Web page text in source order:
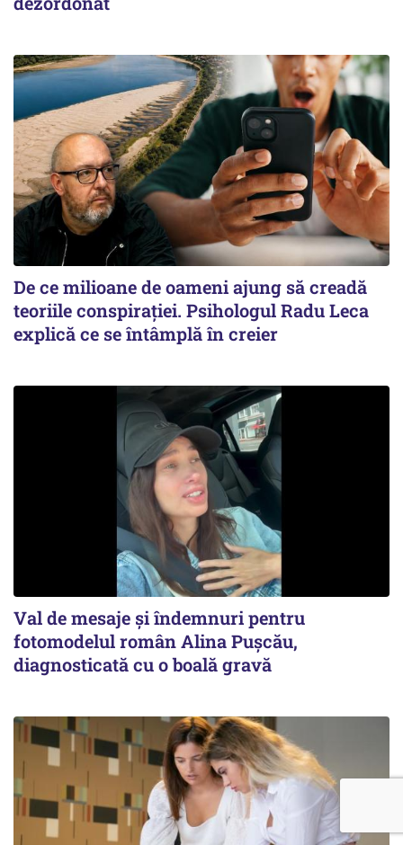
De ce milioane de oameni ajung să creadă
teoriile conspirației. Psihologul Radu Leca
explică ce se întâmplă în creier
Val de mesaje și îndemnuri pentru
fotomodelul român Alina Pușcău,
diagnosticată cu o boală gravă